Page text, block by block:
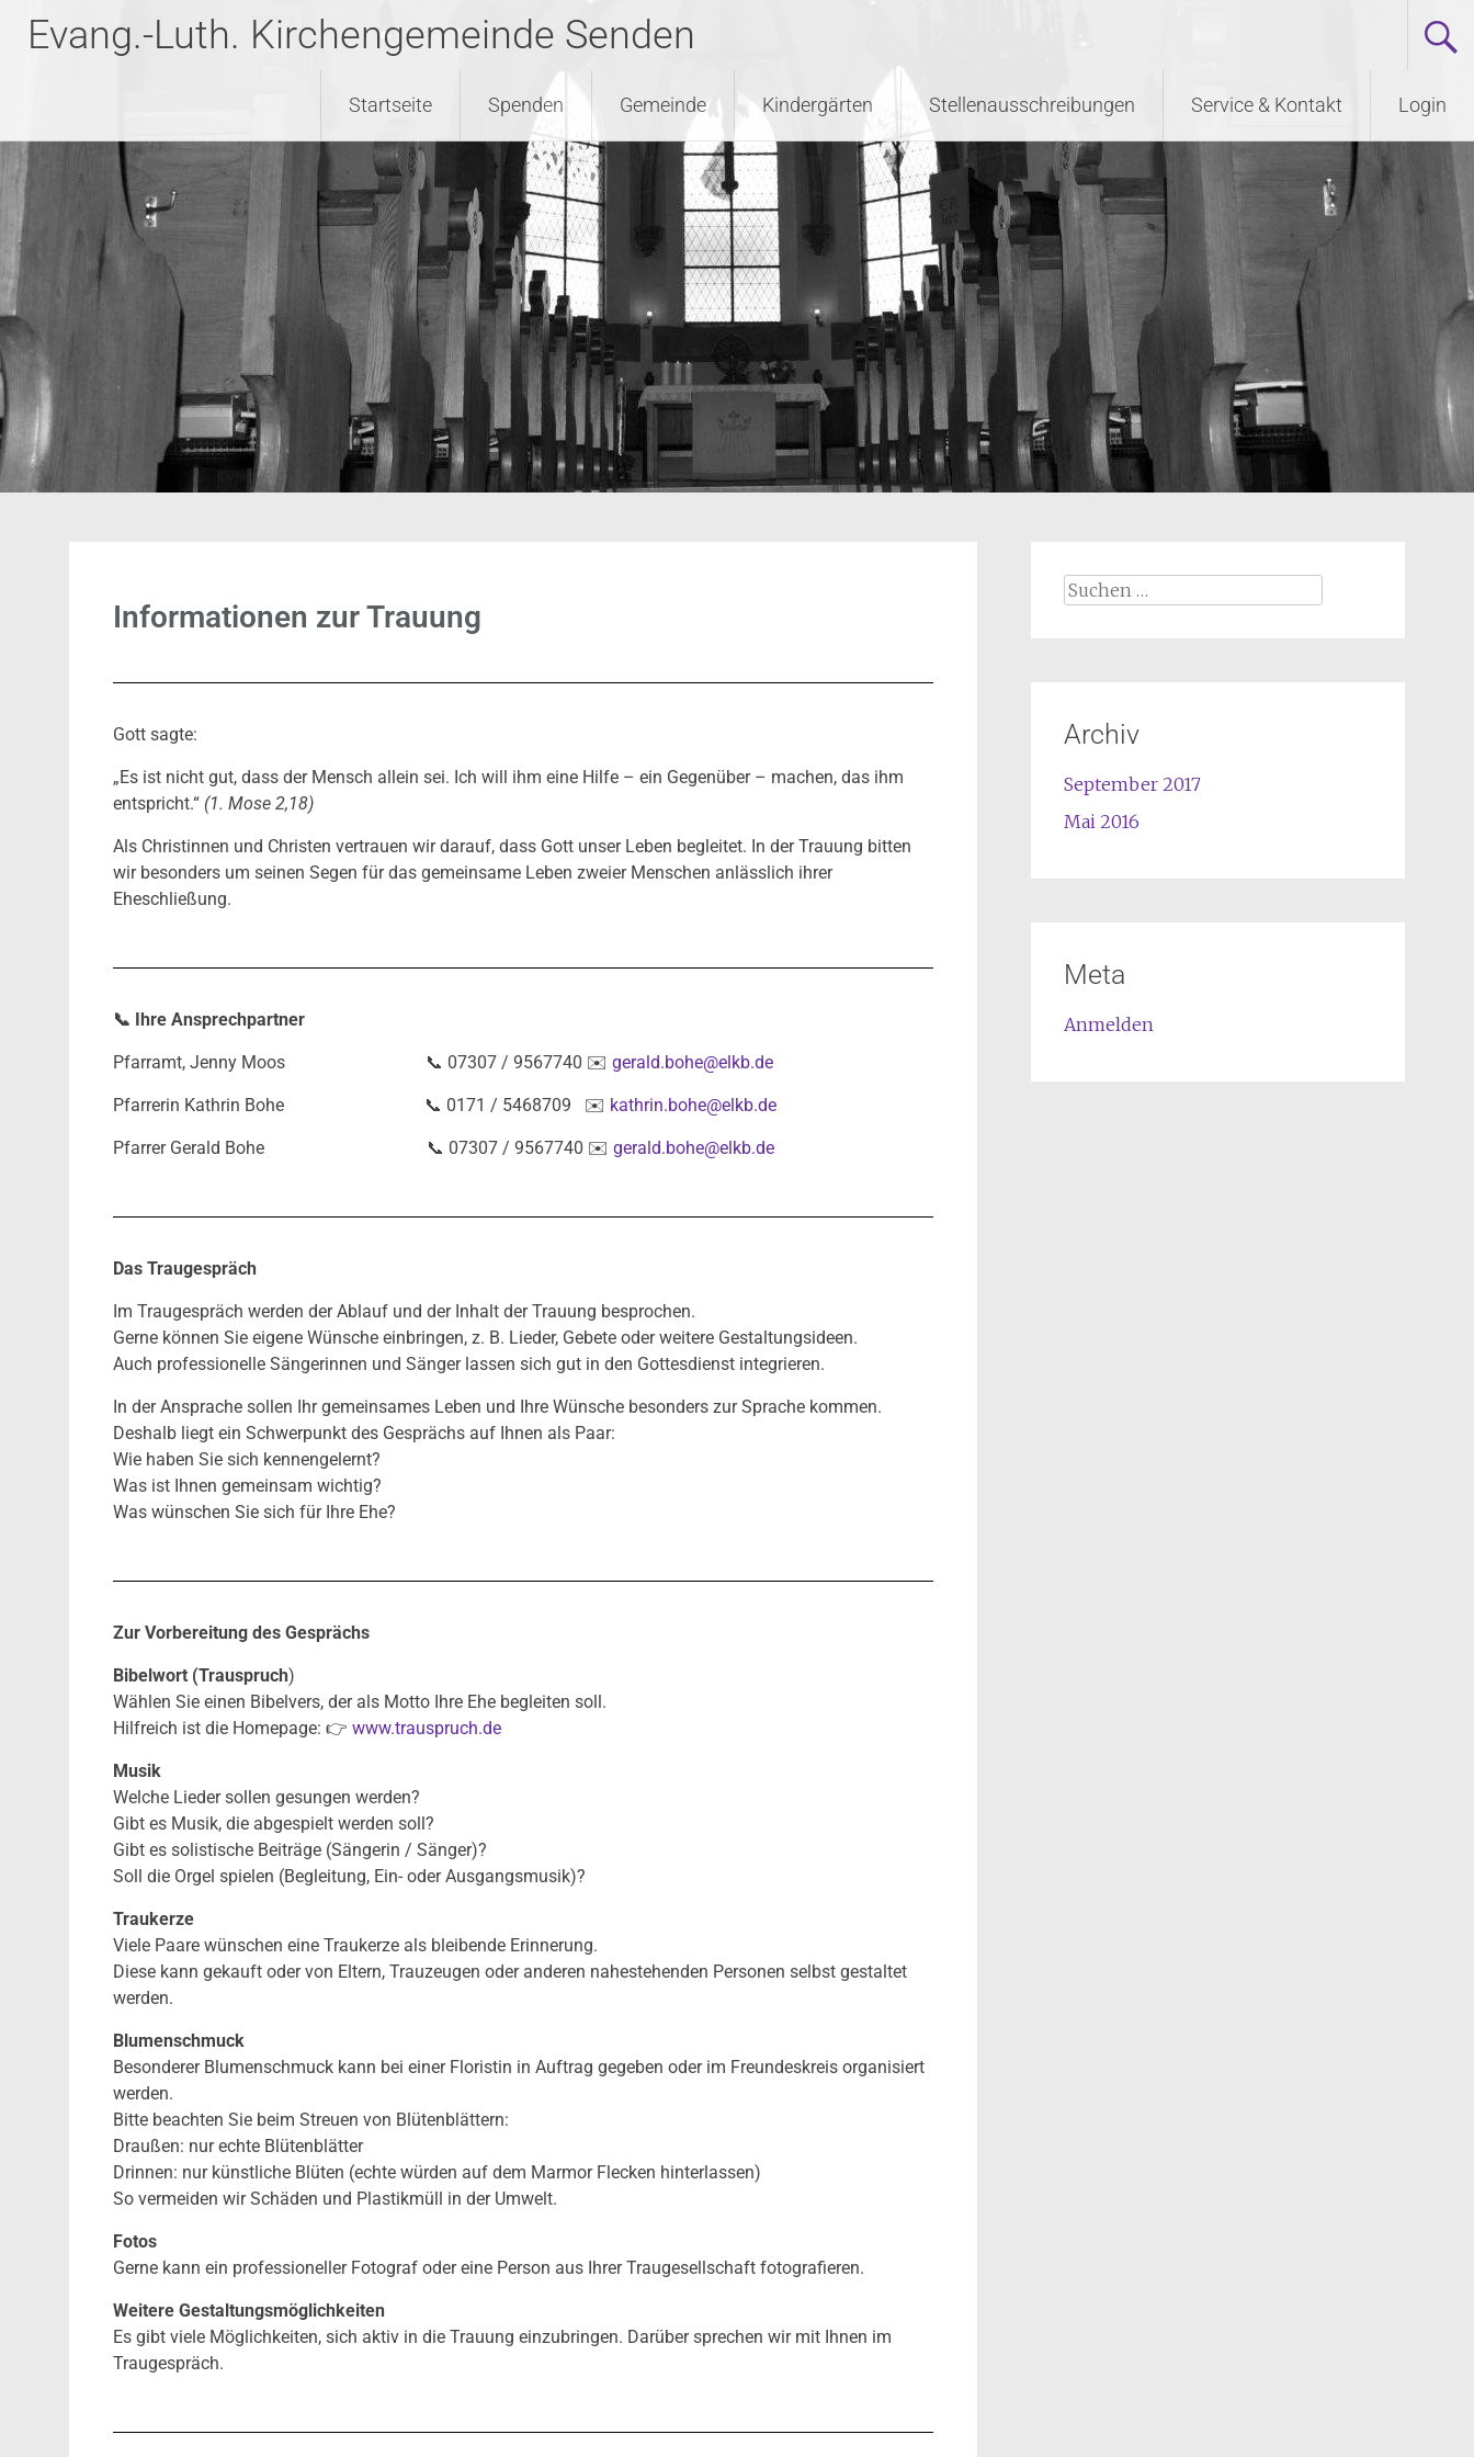
Evang.-Luth. Kirchengemeinde Senden
Startseite Spenden Gemeinde Kindergärten Stellenausschreibungen Service & Kontakt Login
Informationen zur Trauung
Gott sagte:
„Es ist nicht gut, dass der Mensch allein sei. Ich will ihm eine Hilfe – ein Gegenüber – machen, das ihm
entspricht.“ (1. Mose 2,18)
Als Christinnen und Christen vertrauen wir darauf, dass Gott unser Leben begleitet. In der Trauung bitten
wir besonders um seinen Segen für das gemeinsame Leben zweier Menschen anlässlich ihrer
Eheschließung.
📞 Ihre Ansprechpartner
Pfarramt, Jenny Moos 📞 07307 / 9567740 ✉️ gerald.bohe@elkb.de
Pfarrerin Kathrin Bohe 📞 0171 / 5468709 ✉️ kathrin.bohe@elkb.de
Pfarrer Gerald Bohe 📞 07307 / 9567740 ✉️ gerald.bohe@elkb.de
Das Traugespräch
Im Traugespräch werden der Ablauf und der Inhalt der Trauung besprochen.
Gerne können Sie eigene Wünsche einbringen, z. B. Lieder, Gebete oder weitere Gestaltungsideen.
Auch professionelle Sängerinnen und Sänger lassen sich gut in den Gottesdienst integrieren.
In der Ansprache sollen Ihr gemeinsames Leben und Ihre Wünsche besonders zur Sprache kommen.
Deshalb liegt ein Schwerpunkt des Gesprächs auf Ihnen als Paar:
Wie haben Sie sich kennengelernt?
Was ist Ihnen gemeinsam wichtig?
Was wünschen Sie sich für Ihre Ehe?
Zur Vorbereitung des Gesprächs
Bibelwort (Trauspruch)
Wählen Sie einen Bibelvers, der als Motto Ihre Ehe begleiten soll.
Hilfreich ist die Homepage: 👉 www.trauspruch.de
Musik
Welche Lieder sollen gesungen werden?
Gibt es Musik, die abgespielt werden soll?
Gibt es solistische Beiträge (Sängerin / Sänger)?
Soll die Orgel spielen (Begleitung, Ein- oder Ausgangsmusik)?
Traukerze
Viele Paare wünschen eine Traukerze als bleibende Erinnerung.
Diese kann gekauft oder von Eltern, Trauzeugen oder anderen nahestehenden Personen selbst gestaltet
werden.
Blumenschmuck
Besonderer Blumenschmuck kann bei einer Floristin in Auftrag gegeben oder im Freundeskreis organisiert
werden.
Bitte beachten Sie beim Streuen von Blütenblättern:
Draußen: nur echte Blütenblätter
Drinnen: nur künstliche Blüten (echte würden auf dem Marmor Flecken hinterlassen)
So vermeiden wir Schäden und Plastikmüll in der Umwelt.
Fotos
Gerne kann ein professioneller Fotograf oder eine Person aus Ihrer Traugesellschaft fotografieren.
Weitere Gestaltungsmöglichkeiten
Es gibt viele Möglichkeiten, sich aktiv in die Trauung einzubringen. Darüber sprechen wir mit Ihnen im
Traugespräch.
Archiv
September 2017
Mai 2016
Meta
Anmelden